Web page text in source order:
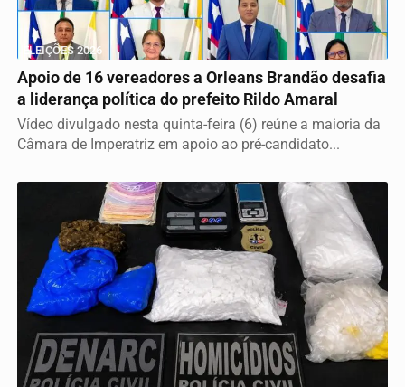
ELEIÇÕES 2026
Apoio de 16 vereadores a Orleans Brandão desafia
a liderança política do prefeito Rildo Amaral
Vídeo divulgado nesta quinta-feira (6) reúne a maioria da
Câmara de Imperatriz em apoio ao pré-candidato...